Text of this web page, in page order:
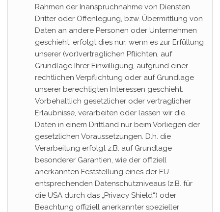
Rahmen der Inanspruchnahme von Diensten
Dritter oder Offenlegung, bzw. Übermittlung von
Daten an andere Personen oder Unternehmen
geschieht, erfolgt dies nur, wenn es zur Erfüllung
unserer (vor)vertraglichen Pflichten, auf
Grundlage Ihrer Einwilligung, aufgrund einer
rechtlichen Verpflichtung oder auf Grundlage
unserer berechtigten Interessen geschieht.
Vorbehaltlich gesetzlicher oder vertraglicher
Erlaubnisse, verarbeiten oder lassen wir die
Daten in einem Drittland nur beim Vorliegen der
gesetzlichen Voraussetzungen. D.h. die
Verarbeitung erfolgt z.B. auf Grundlage
besonderer Garantien, wie der offiziell
anerkannten Feststellung eines der EU
entsprechenden Datenschutzniveaus (z.B. für
die USA durch das „Privacy Shield“) oder
Beachtung offiziell anerkannter spezieller